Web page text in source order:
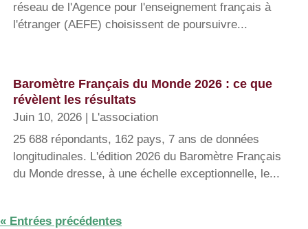
réseau de l'Agence pour l'enseignement français à
l'étranger (AEFE) choisissent de poursuivre...
Baromètre Français du Monde 2026 : ce que
révèlent les résultats
Juin 10, 2026
L'association
25 688 répondants, 162 pays, 7 ans de données
longitudinales. L'édition 2026 du Baromètre Français
du Monde dresse, à une échelle exceptionnelle, le...
« Entrées précédentes